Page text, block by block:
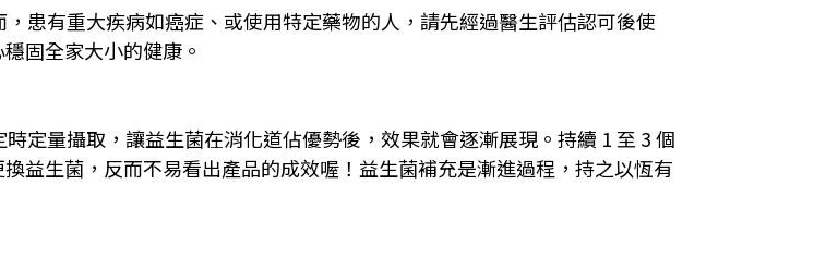
患有重大疾病如癌症、或使用特定藥物的人，請先經過醫生評估認可後使
固全家大小的健康。
定量攝取，讓益生菌在消化道佔優勢後，效果就會逐漸展現。持續 1 至 3 個
益生菌，反而不易看出產品的成效喔！益生菌補充是漸進過程，持之以恆有